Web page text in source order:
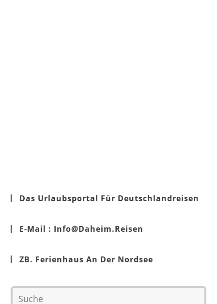
Das Urlaubsportal Für Deutschlandreisen
E-Mail : Info@Daheim.Reisen
ZB. Ferienhaus An Der Nordsee